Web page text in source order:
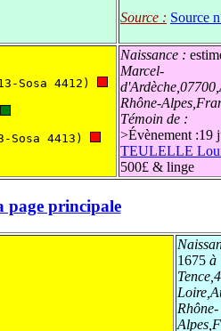
Source : Source
Sosa 4412)
Sosa 4413)
Naissance :
Marcel-
Rhône-
Témoin de :
>Évènement :19
TEULELLE
500£ & linge
page principale
1675 à
Rhône-